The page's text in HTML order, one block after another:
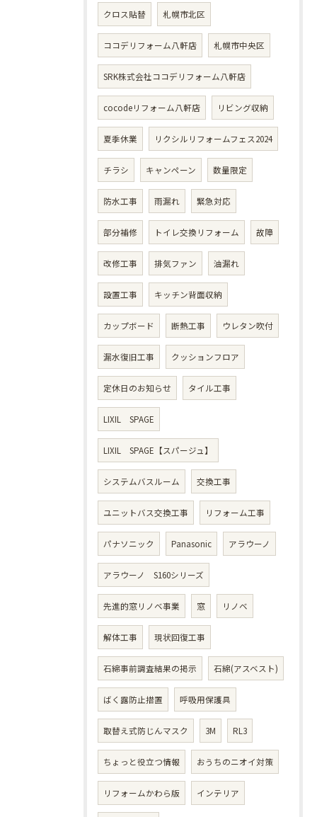
クロス貼替 札幌市北区
ココデリフォーム八軒店 札幌市中央区
SRK株式会社ココデリフォーム八軒店
cocodeリフォーム八軒店 リビング収納
夏季休業 リクシルリフォームフェス2024
チラシ キャンペーン 数量限定
防水工事 雨漏れ 緊急対応
部分補修 トイレ交換リフォーム 故障
改修工事 排気ファン 油漏れ
設置工事 キッチン背面収納
カップボード 断熱工事 ウレタン吹付
漏水復旧工事 クッションフロア
定休日のお知らせ タイル工事
LIXIL SPAGE
LIXIL SPAGE【スパージュ】
システムバスルーム 交換工事
ユニットバス交換工事 リフォーム工事
パナソニック Panasonic アラウーノ
アラウーノ S160シリーズ
先進的窓リノベ事業 窓 リノベ
解体工事 現状回復工事
石綿事前調査結果の掲示 石綿(アスベスト)
ばく露防止措置 呼吸用保護具
取替え式防じんマスク 3M RL3
ちょっと役立つ情報 おうちのニオイ対策
リフォームかわら版 インテリア